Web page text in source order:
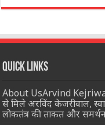
Quick Links
About UsArvind
से मिले अरविंद केजरीवाल,
लोकतंत्र की ताकत और समर्थन